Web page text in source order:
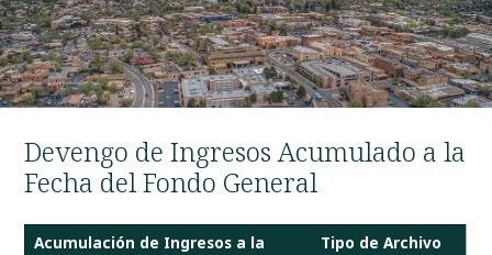
Devengo de Ingresos Acumulado a la
Fecha del Fondo General
Acumulación de Ingresos a la
Tipo de Archivo